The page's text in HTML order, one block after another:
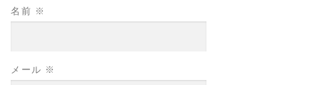
名前 ※
メール ※